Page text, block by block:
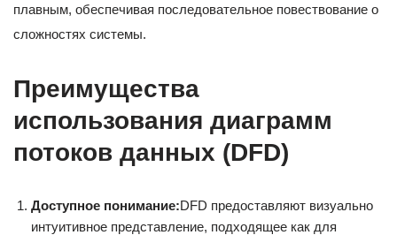
плавным, обеспечивая последовательное повествование о
сложностях системы.
Преимущества
использования диаграмм
потоков данных (DFD)
Доступное понимание:DFD предоставляют визуально
интуитивное представление, подходящее как для